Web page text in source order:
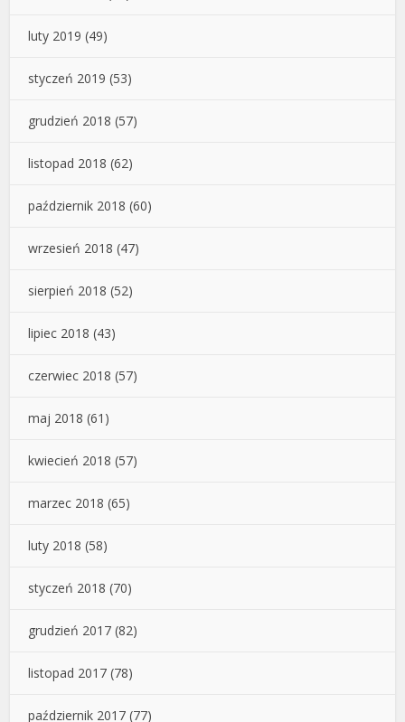
luty 2019 (49)
styczeń 2019 (53)
grudzień 2018 (57)
listopad 2018 (62)
październik 2018 (60)
wrzesień 2018 (47)
sierpień 2018 (52)
lipiec 2018 (43)
czerwiec 2018 (57)
maj 2018 (61)
kwiecień 2018 (57)
marzec 2018 (65)
luty 2018 (58)
styczeń 2018 (70)
grudzień 2017 (82)
listopad 2017 (78)
październik 2017 (77)